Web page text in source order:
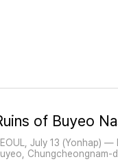
July 13 (Yonhap)